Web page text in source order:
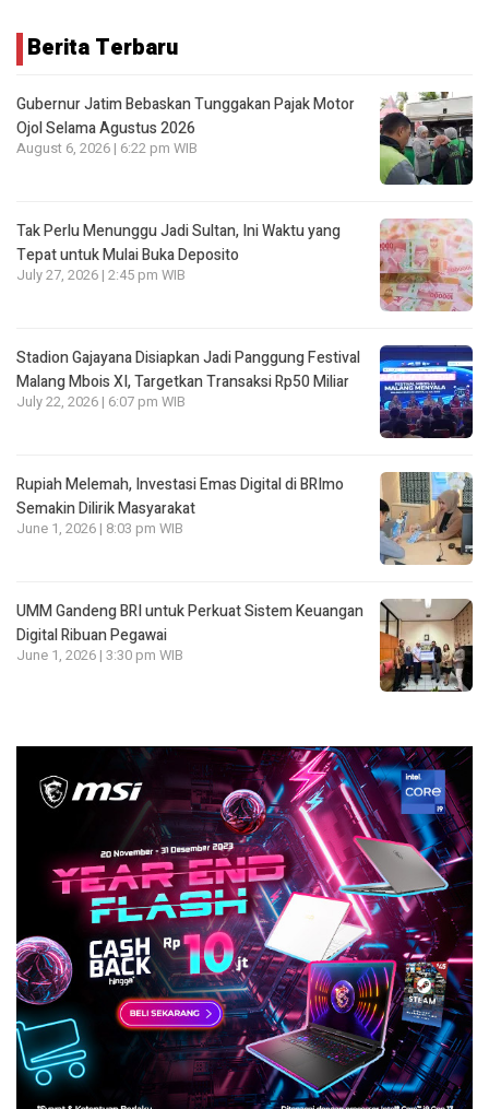
Berita Terbaru
Gubernur Jatim Bebaskan Tunggakan Pajak Motor
Ojol Selama Agustus 2026
August 6, 2026 | 6:22 pm WIB
Tak Perlu Menunggu Jadi Sultan, Ini Waktu yang
Tepat untuk Mulai Buka Deposito
July 27, 2026 | 2:45 pm WIB
Stadion Gajayana Disiapkan Jadi Panggung Festival
Malang Mbois XI, Targetkan Transaksi Rp50 Miliar
July 22, 2026 | 6:07 pm WIB
Rupiah Melemah, Investasi Emas Digital di BRImo
Semakin Dilirik Masyarakat
June 1, 2026 | 8:03 pm WIB
UMM Gandeng BRI untuk Perkuat Sistem Keuangan
Digital Ribuan Pegawai
June 1, 2026 | 3:30 pm WIB